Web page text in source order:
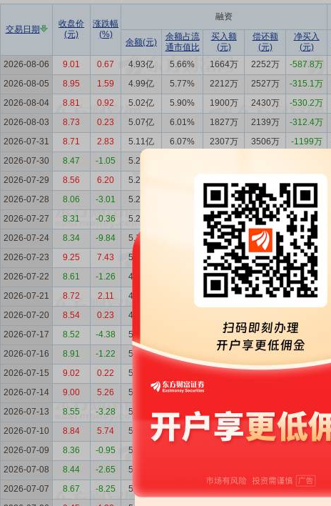
交易日期
收盘价
(元)
涨跌幅
(%)
融资
余额(元)
余额占流
通市值比
买入额
(元)
偿还额
(元)
净买入
(元)
2026-08-06
9.01 0.67 4.93亿 5.66% 1664万 2252万 -587.8万
2026-08-05
8.95 1.59 4.99亿 5.77% 2212万 2527万 -315.1万
2026-08-04
8.81 0.92 5.02亿 5.90% 1900万 2430万 -530.2万
2026-08-03
8.73 0.23 5.07亿 6.01% 1827万 2139万 -312.4万
2026-07-31
8.71 2.83 5.11亿 6.07% 2307万 3506万 -1199万
2026-07-30
8.47 -1.05 5.23亿
2026-07-29
8.56 6.20 5.21亿
2026-07-28
8.06 -3.01 5.22亿 2142万 2112万 30.08万
2026-07-27
8.31 -0.36 5.21亿 3198万 2296万 901.6万
2026-07-24
8.34 -9.84 5.12亿 6206万 5855万 350.6万
2026-07-23
9.25 7.43 5.09亿 6747万 5632万 1115万
2026-07-22
8.61 -1.26 4.98亿 2752万 2326万 425.6万
2026-07-21
8.72 2.11 4.93亿 2418万 2981万 -562.5万
2026-07-20
8.54 0.23 4.99亿
2026-07-17
8.52 -4.38 5.01亿 2523万 3774万 -1251万
2026-07-16
8.91 -1.22 5.14亿 5.97% 3888万 3396万 492.0万
2026-07-15
9.02 0.22 5.09亿 4578万 4305万 272.6万
2026-07-14
9.00 5.26 5.06亿 5.82%
2026-07-13
8.55 -3.28 5.13亿 6.21% 3104万 4673万 -1569万
2026-07-10
8.84 5.74 5.29亿 6.19% 5790万 5846万 -56.18万
2026-07-09
8.36 -0.95 5.29亿
2026-07-08
8.44 -2.65 5.27亿
2026-07-07
8.67 -8.25 5.21亿 1121万